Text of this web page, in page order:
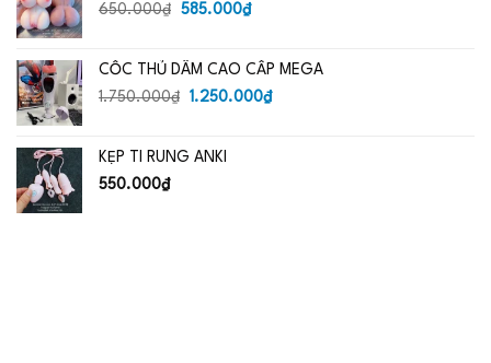
650.000₫
Giá
650.000₫.
585.000₫Giá
là:
585.000₫.
CỐC THỦ DÂM CAO CẤP MEGA
1.750.000₫
Giá
1.750.000₫.
1.250.000₫Giá
KẸP TI RUNG ANKI
550.000₫